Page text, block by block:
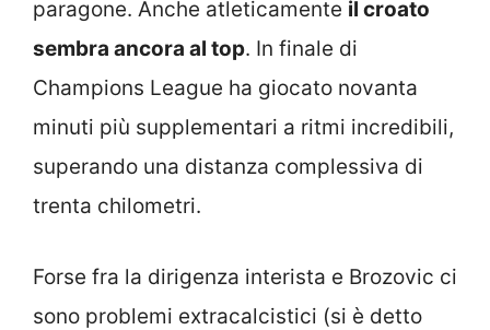
paragone. Anche atleticamente il croato
sembra ancora al top. In finale di
Champions League ha giocato novanta
minuti più supplementari a ritmi incredibili,
superando una distanza complessiva di
trenta chilometri.
Forse fra la dirigenza interista e Brozovic ci
sono problemi extracalcistici (si è detto